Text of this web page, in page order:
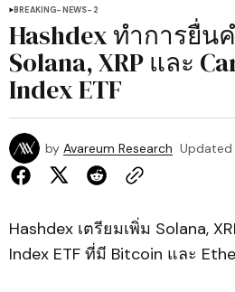
BREAKING-NEWS-2
Hashdex ทำการยื่น
Solana, XRP และ
Index ETF
by Avareum Research Updated
Hashdex เตรียมเพิ่ม Solana,
Index ETF ที่มี Bitcoin และ